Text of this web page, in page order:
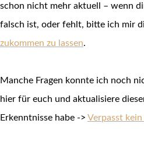
schon nicht mehr aktuell – wenn
falsch ist, oder fehlt, bitte ich mir
zukommen zu lassen.
Manche Fragen konnte ich noch
hier für euch und aktualisiere
Erkenntnisse habe -> Verpasst